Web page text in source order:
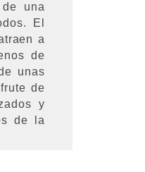
una
El
a
de
unas
de
y
de la